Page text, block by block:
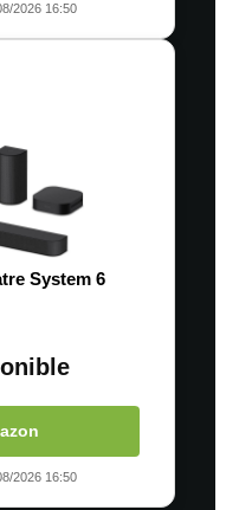
2026 16:50
System 6
2026 16:50